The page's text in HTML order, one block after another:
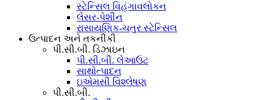
સ્ટેન્સિલ વિહંગાવલોકન
લેસર-પેશીન
રાસાયણિક-ચતુર સ્ટેન્સિલ
ઉત્પાદન અને તકનીકી
પી.સી.બી. ડિઝાઇન
પી.સી.બી. લેઆઉટ
સાથોત્પાદન
ઇએમસી વિશ્લેષણ
પી.સી.બી.